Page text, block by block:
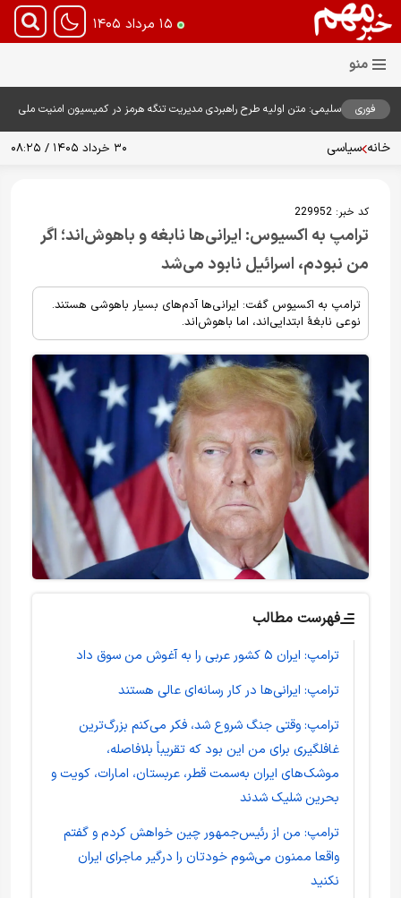
۱۵ مرداد ۱۴۰۵
فوری
سلیمی: متن اولیه طرح راهبردی مدیریت تنگه هرمز در کمیسیون امنیت ملی
خانه سیاسی ۳۰ خرداد ۱۴۰۵ / ۰۸:۲۵
کد خبر: 229952
ترامپ به اکسیوس: ایرانی‌ها نابغه‌ و باهوش‌اند؛ اگر
من نبودم، اسرائیل نابود می‌شد
ترامپ به اکسیوس گفت: ایرانی‌ها آدم‌های بسیار باهوشی هستند.
نوعی نابغهٔ ابتدایی‌اند، اما باهوش‌اند.
فهرست مطالب
ترامپ: ایران ۵ کشور عربی را به آغوش من سوق داد
ترامپ: ایرانی‌ها در کار رسانه‌ای عالی هستند
ترامپ: وقتی جنگ شروع شد، فکر می‌کنم بزرگ‌ترین
غافلگیری برای من این بود که تقریباً بلافاصله،
موشک‌های ایران به‌سمت قطر، عربستان، امارات، کویت و
بحرین شلیک شدند
ترامپ: من از رئیس‌جمهور چین خواهش کردم و گفتم
واقعا ممنون می‌شوم خودتان را درگیر ماجرای ایران
نکنید